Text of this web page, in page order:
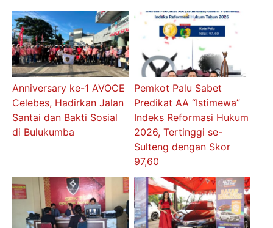
Anniversary ke-1 AVOCE
Celebes, Hadirkan Jalan
Santai dan Bakti Sosial
di Bulukumba
Pemkot Palu Sabet
Predikat AA “Istimewa”
Indeks Reformasi Hukum
2026, Tertinggi se-
Sulteng dengan Skor
97,60